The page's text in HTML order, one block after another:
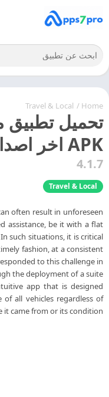
Home
/
Travel & Local
APK اخر اصدار
4.1.7
Travel & Local
often result in unforeseen
assistance, be it with a flat
such situations, it is critical
fashion, at a consistent
to this challenge in
the deployment of a suite
app that is designed
all vehicles regardless of
it came from or its condition.